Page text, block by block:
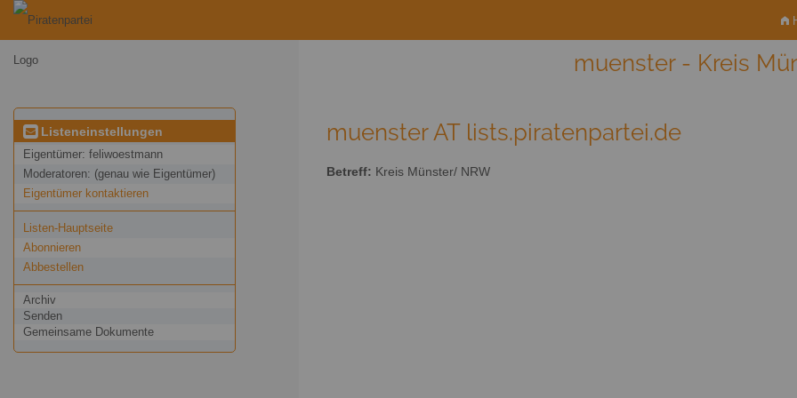
muenster - Kreis
Listeneinstellungen
Eigentümer: feliwoestmann
Moderatoren: (genau wie Eigentümer)
Eigentümer kontaktieren
Listen-Hauptseite
Abonnieren
Abbestellen
Archiv
Senden
Gemeinsame Dokumente
muenster AT lists.piratenpartei.de
Betreff: Kreis Münster/ NRW